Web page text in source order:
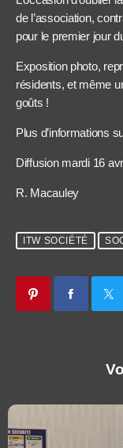
de l’association,
pour le premier jour
Exposition photo,
résidents, et même
goûts !
Plus d’informations
Diffusion mardi 16
R. Macauley
ITW SOCIÉTÉ